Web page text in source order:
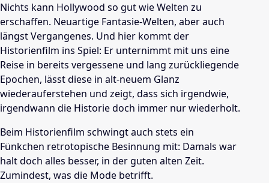
Nichts kann Hollywood so gut wie Welten zu
erschaffen. Neuartige Fantasie-Welten, aber auch
längst Vergangenes. Und hier kommt der
Historienfilm ins Spiel: Er unternimmt mit uns eine
Reise in bereits vergessene und lang zurückliegende
Epochen, lässt diese in alt-neuem Glanz
wiederauferstehen und zeigt, dass sich irgendwie,
irgendwann die Historie doch immer nur wiederholt.
Beim Historienfilm schwingt auch stets ein
Fünkchen retrotopische Besinnung mit: Damals war
halt doch alles besser, in der guten alten Zeit.
Zumindest, was die Mode betrifft.